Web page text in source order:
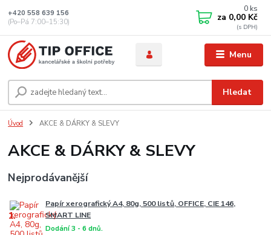
Menu
Hledat
+420 558 639 156
(Po–Pá 7:00–15:30)
0 ks
za 0,00 Kč
Úvod AKCE & DÁRKY & SLEVY
AKCE & DÁRKY & SLEVY
Nejprodávanější
1.
Papír xerografický A4, 80g, 500 listů, OFFICE, CIE 146,
SMART LINE
Dodání 3 - 6 dnů.